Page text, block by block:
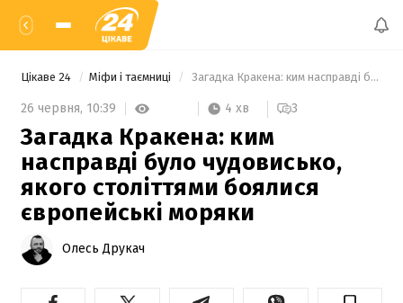
Цікаве 24 Міфи і таємниці Загадка Кракена: ким насправді було чудовисько, якого століттями боялися європейські моряки
26 червня, 10:39 4 хв 3
Загадка Кракена: ким
насправді було чудовисько,
якого століттями боялися
європейські моряки
Олесь Друкач